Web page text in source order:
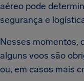
aéreo pode
segurança e
Nesses momentos,
alguns voos são
ou, em casos mais